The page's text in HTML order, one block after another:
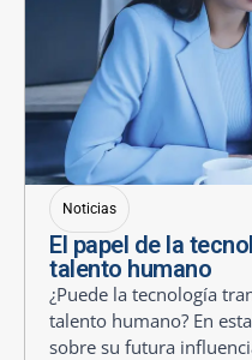
Noticias
El papel de la
talento humano
¿Puede la tecnología
talento humano? En
sobre su futura